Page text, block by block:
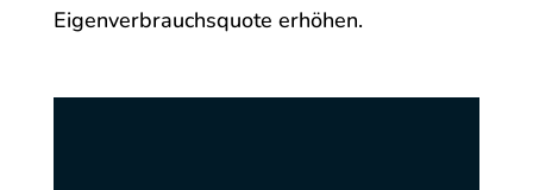
Eigenverbrauchsquote erhöhen.